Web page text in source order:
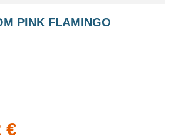
PINK FLAMINGO
€